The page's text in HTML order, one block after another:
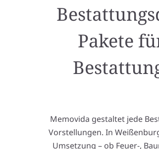
Pakete
Memovida gestaltet jede
Vorstellungen. In
Umsetzung – ob Feuer-,